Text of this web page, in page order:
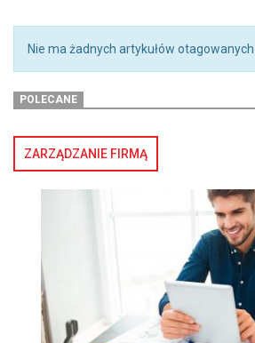
Nie ma żadnych artykułów
POLECANE
ZARZĄDZANIE FIRMĄ